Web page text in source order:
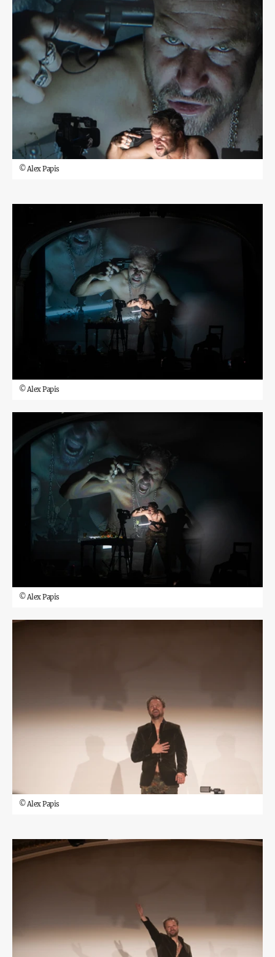
©Alex Papis
©Alex Papis
©Alex Papis
©Alex Papis